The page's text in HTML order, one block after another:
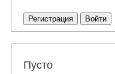
Регистрация Войти
Пусто